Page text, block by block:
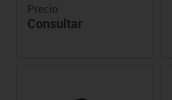
Precio
Consultar